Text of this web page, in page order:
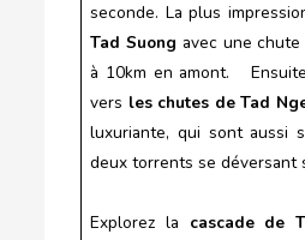
seconde. La plus
Tad Suong avec une
à 10km en amont.
vers les chutes de Tad
luxuriante, qui sont aussi
deux torrents se déversant
Explorez la cascade de